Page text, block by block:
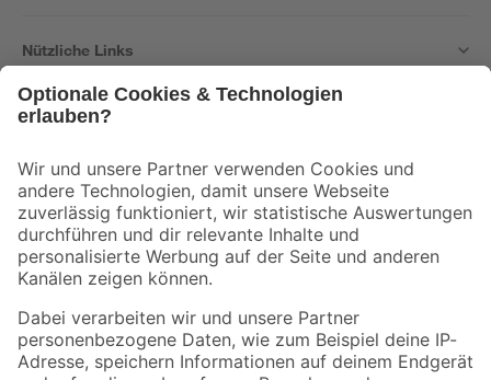
Nützliche Links
Der toom Newsletter: Keine Angebote und Aktionen mehr verpassen!
Zur Newsletter Anmeldung
Folge uns
Zahlungsarten Versandarten